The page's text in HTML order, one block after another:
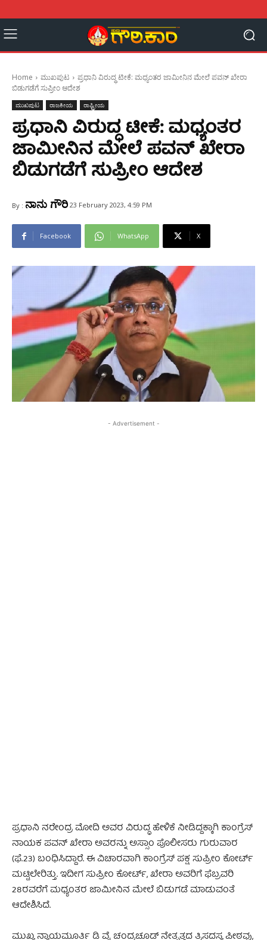
Home ಮುಖಪುಟ
ಪ್ರಧಾನಿ ವಿರುದ್ಧ ಟೀಕೆ: ಮಧ್ಯಂತರ ಜಾಮೀನಿನ ಮೇಲೆ ಪವನ್ ಖೇರಾ
ಬಿಡುಗಡೆಗೆ ಸುಪ್ರೀಂ ಆದೇಶ
ಮುಖಪುಟ ರಾಜಕೀಯ ರಾಷ್ಟ್ರೀಯ
ಪ್ರಧಾನಿ ವಿರುದ್ಧ ಟೀಕೆ: ಮಧ್ಯಂತರ
ಜಾಮೀನಿನ ಮೇಲೆ ಪವನ್ ಖೇರಾ
ಬಿಡುಗಡೆಗೆ ಸುಪ್ರೀಂ ಆದೇಶ
By : ನಾನು ಗೌರಿ 23 February 2023, 4:59 PM
Facebook WhatsApp X
- Advertisement -
ಪ್ರಧಾನಿ ನರೇಂದ್ರ ಮೋದಿ ಅವರ ವಿರುದ್ಧ ಹೇಳಿಕೆ ನೀಡಿದ್ದಕ್ಕಾಗಿ ಕಾಂಗ್ರೆಸ್
ನಾಯಕ ಪವನ್ ಖೇರಾ ಅವರನ್ನು ಅಸ್ಸಾಂ ಪೊಲೀಸರು ಗುರುವಾರ
(ಫೆ.23) ಬಂಧಿಸಿದ್ದಾರೆ. ಈ ವಿಚಾರವಾಗಿ ಕಾಂಗ್ರೆಸ್ ಪಕ್ಷ ಸುಪ್ರೀಂ ಕೋರ್ಟ್
ಮಟ್ಟಿಲೇರಿತ್ತು. ಇದೀಗ ಸುಪ್ರೀಂ ಕೋರ್ಟ್, ಖೇರಾ ಅವರಿಗೆ ಫೆಬ್ರವರಿ
28ರವರೆಗೆ ಮಧ್ಯಂತರ ಜಾಮೀನಿನ ಮೇಲೆ ಬಿಡುಗಡೆ ಮಾಡುವಂತೆ
ಆದೇಶಿಸಿದೆ.
ಮುಖ್ಯ ನ್ಯಾಯಮೂರ್ತಿ ಡಿ ವೈ ಚಂದ್ರಚೂಡ್ ನೇತೃತ್ವದ ತ್ರಿಸದಸ್ಯ ಪೀಠವು,